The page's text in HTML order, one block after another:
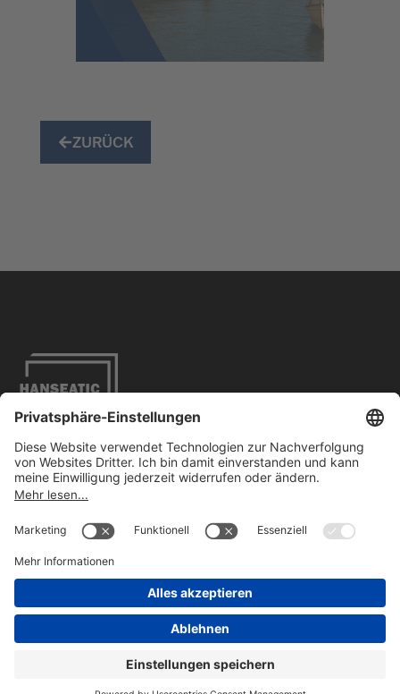
ZURÜCK
Impressum
Kontakt
HBC GmbH. Alle Rechte vorbehalten.